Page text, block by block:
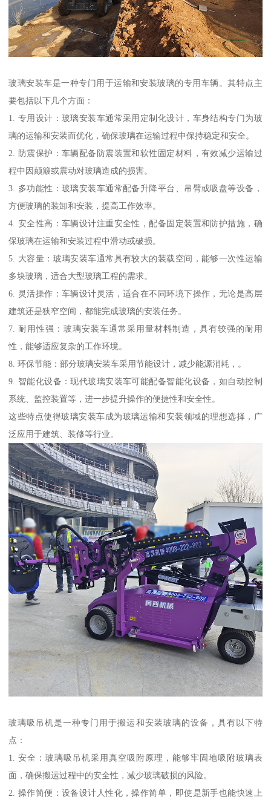
玻璃安装车是一种专门用于运输和安装玻璃的专用车辆。其特点主
要包括以下几个方面：
1. 专用设计：玻璃安装车通常采用定制化设计，车身结构专门为玻
璃的运输和安装而优化，确保玻璃在运输过程中保持稳定和安全。
2. 防震保护：车辆配备防震装置和软性固定材料，有效减少运输过
程中因颠簸或震动对玻璃造成的损害。
3. 多功能性：玻璃安装车通常配备升降平台、吊臂或吸盘等设备，
方便玻璃的装卸和安装，提高工作效率。
4. 安全性高：车辆设计注重安全性，配备固定装置和防护措施，确
保玻璃在运输和安装过程中滑动或破损。
5. 大容量：玻璃安装车通常具有较大的装载空间，能够一次性运输
多块玻璃，适合大型玻璃工程的需求。
6. 灵活操作：车辆设计灵活，适合在不同环境下操作，无论是高层
建筑还是狭窄空间，都能完成玻璃的安装任务。
7. 耐用性强：玻璃安装车通常采用量材料制造，具有较强的耐用
性，能够适应复杂的工作环境。
8. 环保节能：部分玻璃安装车采用节能设计，减少能源消耗，。
9. 智能化设备：现代玻璃安装车可能配备智能化设备，如自动控制
系统、监控装置等，进一步提升操作的便捷性和安全性。
这些特点使得玻璃安装车成为玻璃运输和安装领域的理想选择，广
泛应用于建筑、装修等行业。
玻璃吸吊机是一种专门用于搬运和安装玻璃的设备，具有以下特
点：
1. 安全：玻璃吸吊机采用真空吸附原理，能够牢固地吸附玻璃表
面，确保搬运过程中的安全性，减少玻璃破损的风险。
2. 操作简便：设备设计人性化，操作简单，即使是新手也能快速上